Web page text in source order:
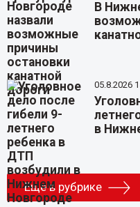
В
05.8.2026
в
Еще в рубрике